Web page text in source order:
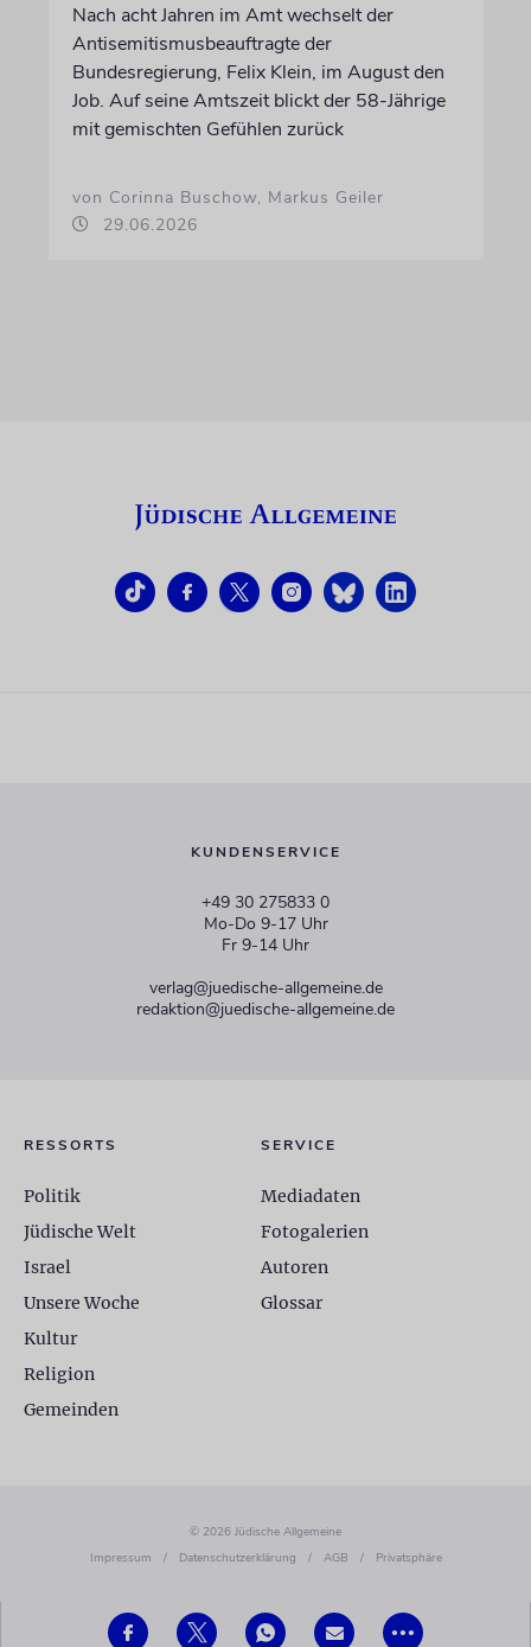
•••
Nach acht Jahren im Amt wechselt der
Antisemitismusbeauftragte der
Bundesregierung, Felix Klein, im August den
Job. Auf seine Amtszeit blickt der 58-Jährige
mit gemischten Gefühlen zurück
von Corinna Buschow, Markus Geiler
29.06.2026
KUNDENSERVICE
+49 30 275833 0
Mo-Do 9-17 Uhr
Fr 9-14 Uhr
verlag@juedische-allgemeine.de
redaktion@juedische-allgemeine.de
RESSORTS
Politik
Jüdische Welt
Israel
Unsere Woche
Kultur
Religion
Gemeinden
SERVICE
Mediadaten
Fotogalerien
Autoren
Glossar
© 2026 Jüdische Allgemeine
Impressum
/ Datenschutzerklärung / AGB / Privatsphäre